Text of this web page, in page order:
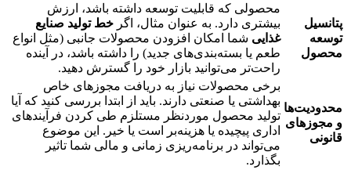
پتانسیل
توسعه
محصول
محصولی که قابلیت توسعه داشته باشد، ارزش
بیشتری دارد. به عنوان مثال، اگر خط تولید صنایع
غذایی شما امکان افزودن محصولات جانبی (مثل انواع
طعم یا بسته‌بندی‌های جدید) را داشته باشد، در آینده
راحت‌تر می‌توانید بازار خود را گسترش دهید.
محدودیت‌ها
و مجوزهای
قانونی
برخی محصولات نیاز به دریافت مجوزهای خاص
بهداشتی یا صنعتی دارند. باید از ابتدا بررسی کنید که آیا
تولید محصول موردنظر مستلزم طی کردن فرآیندهای
اداری پیچیده یا هزینه‌بر است یا خیر. این موضوع
می‌تواند در برنامه‌ریزی زمانی و مالی شما تاثیر
بگذارد.